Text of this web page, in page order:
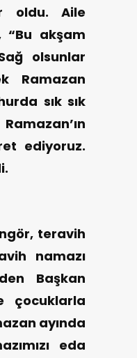
oldu. Aile
akşam
olsunlar
Ramazan
sık sık
ediyoruz.
teravih
namazı
Başkan
çocuklarla
ayında
eda